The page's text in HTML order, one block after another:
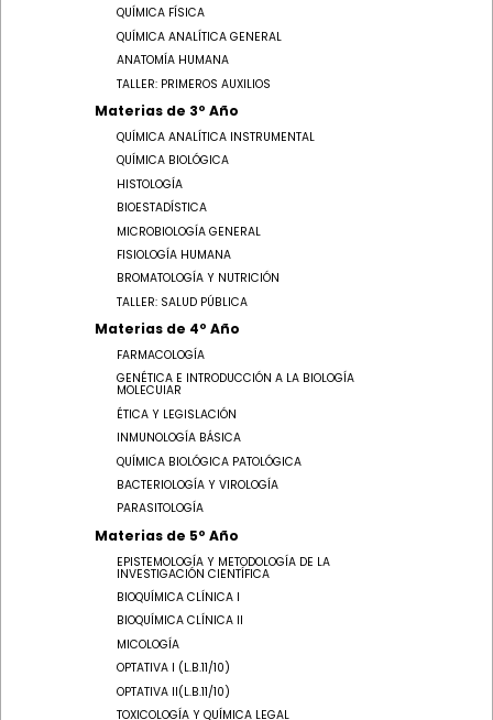
QUÍMICA FÍSICA
QUÍMICA ANALÍTICA GENERAL
ANATOMÍA HUMANA
TALLER: PRIMEROS AUXILIOS
Materias de 3º Año
QUÍMICA ANALÍTICA INSTRUMENTAL
QUÍMICA BIOLÓGICA
HISTOLOGÍA
BIOESTADÍSTICA
MICROBIOLOGÍA GENERAL
FISIOLOGÍA HUMANA
BROMATOLOGÍA Y NUTRICIÓN
TALLER: SALUD PÚBLICA
Materias de 4º Año
FARMACOLOGÍA
GENÉTICA E INTRODUCCIÓN A LA BIOLOGÍA
MOLECUlAR
ÉTICA Y LEGISLACIÓN
INMUNOLOGÍA BÁSICA
QUÍMICA BIOLÓGICA PATOLÓGICA
BACTERIOLOGÍA Y VIROLOGÍA
PARASITOLOGÍA
Materias de 5º Año
EPISTEMOLOGÍA Y METODOLOGÍA DE LA
INVESTIGACIÓN CIENTÍFICA
BIOQUÍMICA CLÍNICA I
BIOQUÍMICA CLÍNICA II
MICOLOGÍA
OPTATIVA I (L.B.11/10)
OPTATIVA II(L.B.11/10)
TOXICOLOGÍA Y QUÍMICA LEGAL